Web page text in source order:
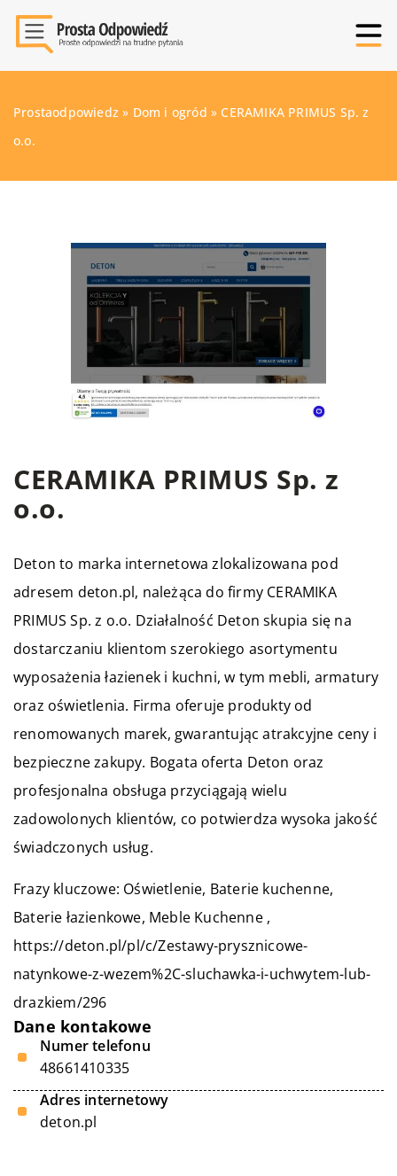
Prostaodpowiedz » Dom i ogród » CERAMIKA PRIMUS Sp. z
o.o.
CERAMIKA PRIMUS Sp. z
o.o.
Deton to marka internetowa zlokalizowana pod
adresem deton.pl, należąca do firmy CERAMIKA
PRIMUS Sp. z o.o. Działalność Deton skupia się na
dostarczaniu klientom szerokiego asortymentu
wyposażenia łazienek i kuchni, w tym mebli, armatury
oraz oświetlenia. Firma oferuje produkty od
renomowanych marek, gwarantując atrakcyjne ceny i
bezpieczne zakupy. Bogata oferta Deton oraz
profesjonalna obsługa przyciągają wielu
zadowolonych klientów, co potwierdza wysoka jakość
świadczonych usług.
Frazy kluczowe: Oświetlenie, Baterie kuchenne,
Baterie łazienkowe, Meble Kuchenne ,
https://deton.pl/pl/c/Zestawy-prysznicowe-
natynkowe-z-wezem%2C-sluchawka-i-uchwytem-lub-
drazkiem/296
Dane kontakowe
Numer telefonu
48661410335
Adres internetowy
deton.pl